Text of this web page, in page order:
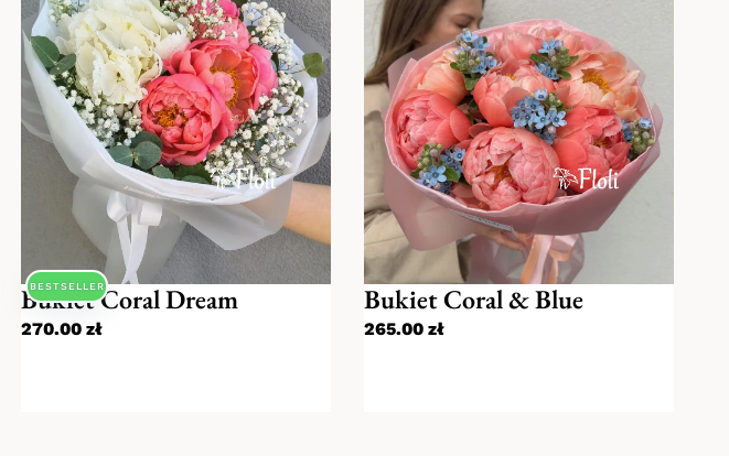
Bukiet Coral Dream
270.00 zł
BESTSELLER Bukiet Coral & Blue
265.00 zł